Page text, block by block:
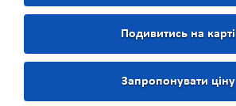
Подивитись на карті
Запропонувати ціну